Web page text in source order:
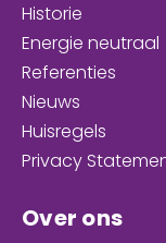
Historie
Energie neutraal
Referenties
Nieuws
Huisregels
Privacy
Over ons